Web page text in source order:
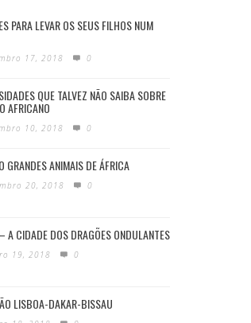
PARA LEVAR OS SEUS FILHOS NUM
17, 2018 0
QUE TALVEZ NÃO SAIBA SOBRE
AFRICANO
10, 2018 0
GRANDES ANIMAIS DE ÁFRICA
20, 2018 0
A CIDADE DOS DRAGÕES ONDULANTES
19, 2018 0
LISBOA-DAKAR-BISSAU